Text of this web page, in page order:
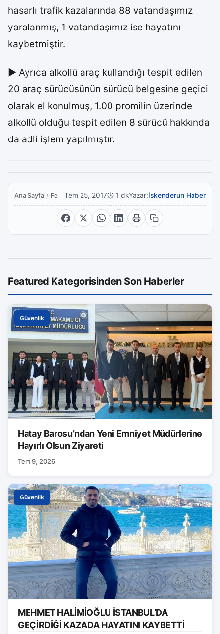
hasarlı trafik kazalarında 88 vatandaşımız
yaralanmış, 1 vatandaşımız ise hayatını
kaybetmiştir.
► Ayrıca alkollü araç kullandığı tespit edilen
20 araç sürücüsünün sürücü belgesine geçici
olarak el konulmuş, 1.00 promilin üzerinde
alkollü olduğu tespit edilen 8 sürücü hakkında
da adli işlem yapılmıştır.
Ana Sayfa / FeaturedTem 25, 2017 1 dkYazar:İskenderun Haber
Featured Kategorisinden Son Haberler
Güvenlik
Hatay Barosu’ndan Yeni Emniyet Müdürlerine
Hayırlı Olsun Ziyareti
Tem 9, 2026
Güvenlik
MEHMET HALİMİOĞLU İSTANBUL’DA
GEÇİRDİĞİ KAZADA HAYATINI KAYBETTİ